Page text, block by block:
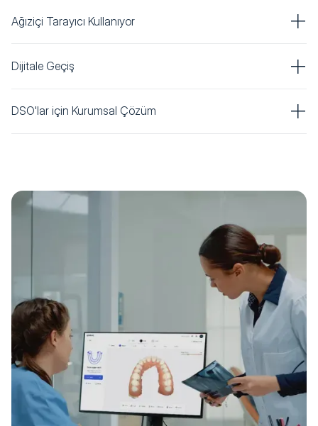
Ağıziçi Tarayıcı Kullanıyor
Dijitale Geçiş
DSO'lar için Kurumsal Çözüm